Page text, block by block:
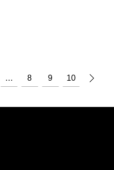
… 8 9 10